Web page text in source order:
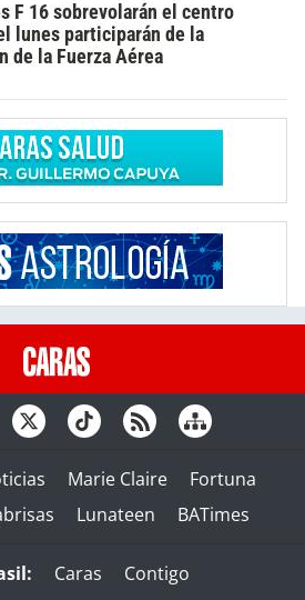
F 16 sobrevolarán el centro
lunes participarán de la
de la Fuerza Aérea
Marie Claire
Fortuna
Lunateen BATimes
Caras
Contigo